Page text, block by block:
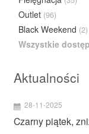
Outlet (96)
Black Weekend (2)
Wszystkie
Aktualności
28-11-2025
Czarny piątek,